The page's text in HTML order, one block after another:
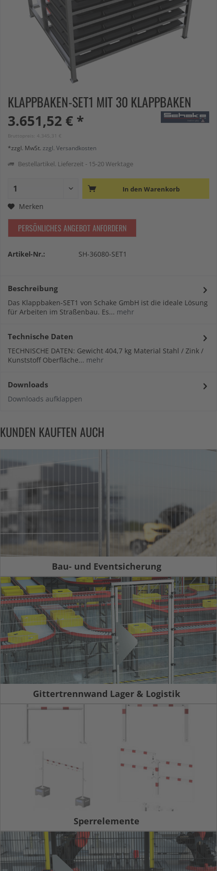
KLAPPBAKEN-SET1 MIT 30 KLAPPBAKEN
3.651,52 € *
Bruttopreis: 4.345,31 €
*zzgl. MwSt. zzgl. Versandkosten
Bestellartikel. Lieferzeit - 15-20 Werktage
In den Warenkorb
Merken
PERSÖNLICHES ANGEBOT ANFORDERN
Artikel-Nr.: SH-36080-SET1
Beschreibung
Das Klappbaken-SET1 von Schake GmbH ist die ideale Lösung
für Arbeiten im Straßenbau. Es... mehr
Technische Daten
TECHNISCHE DATEN: Gewicht 404,7 kg Material Stahl / Zink /
Kunststoff Oberfläche... mehr
Downloads
Downloads aufklappen
KUNDEN KAUFTEN AUCH
Bau- und Eventsicherung
Gittertrennwand Lager & Logistik
Sperrelemente